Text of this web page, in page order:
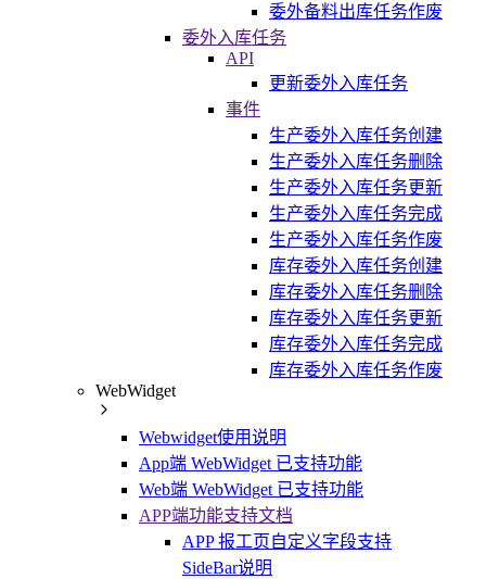
委外备料出库任务作废
委外入库任务
API
更新委外入库任务
事件
生产委外入库任务创建
生产委外入库任务删除
生产委外入库任务更新
生产委外入库任务完成
生产委外入库任务作废
库存委外入库任务创建
库存委外入库任务删除
库存委外入库任务更新
库存委外入库任务完成
库存委外入库任务作废
WebWidget
Webwidget使用说明
App端 WebWidget 已支持功能
Web端 WebWidget 已支持功能
APP端功能支持文档
APP 报工页自定义字段支持
SideBar说明